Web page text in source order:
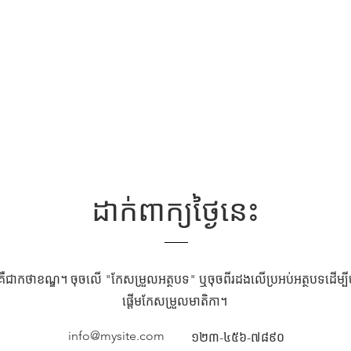
ដាក់ពាក្យថ្ងៃនេះ
ជាកថាខណ្ឌ។ ចុចលើ "កែសម្រួលអត្ថបទ" ឬចុចពីរដងលើប្រអប់អត្ថបទដើម្បី
ផ្តើមកែសម្រួលមាតិកា។
info@mysite.com ១២៣-៤៥៦-៧៨៩០